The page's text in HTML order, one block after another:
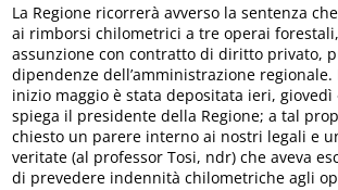
La Regione ricorrerà avverso la sentenza
ai rimborsi chilometrici a tre operai
assunzione con contratto di diritto privato,
dipendenze dell’amministrazione regionale.
inizio maggio è stata depositata ieri, giovedì
spiega il presidente della Regione; a tal
chiesto un parere interno ai nostri legali e
veritate (al professor Tosi, ndr) che aveva
di prevedere indennità chilometriche agli